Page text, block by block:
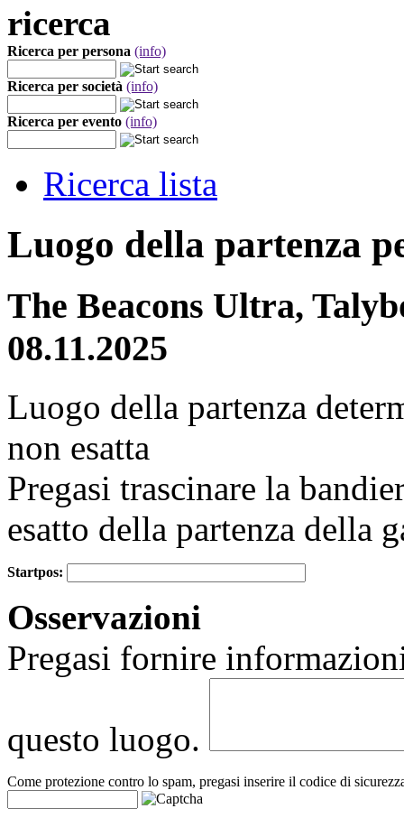
ricerca
Ricerca per persona (info)
Ricerca per società (info)
Ricerca per evento (info)
Ricerca lista
Luogo della partenza
The Beacons Ultra,
08.11.2025
Luogo della partenza
non esatta
Pregasi trascinare la
esatto della partenza della
−
Startpos:
Osservazioni
Pregasi fornire
questo luogo.
Come protezione contro lo spam, pregasi inserire il codice di